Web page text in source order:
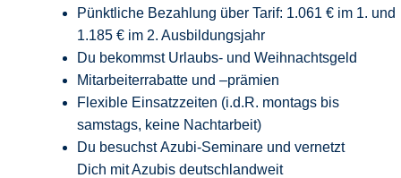
Pünktliche Bezahlung über Tarif: 1.061 € im 1. und
1.185 € im 2. Ausbildungsjahr
Du bekommst Urlaubs- und Weihnachtsgeld
Mitarbeiterrabatte und –prämien
Flexible Einsatzzeiten (i.d.R. montags bis
samstags, keine Nachtarbeit)
Du besuchst Azubi-Seminare und vernetzt
Dich mit Azubis deutschlandweit